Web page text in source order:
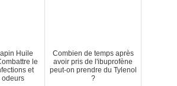
Huile
le
et
odeurs
Combien de temps après
avoir pris de l'ibuprofène
peut-on prendre du Tylenol
?